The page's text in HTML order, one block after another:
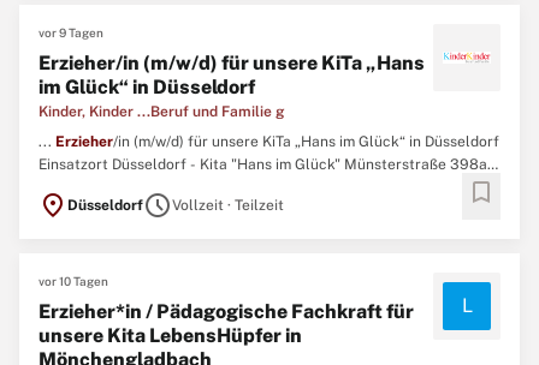
vor 9 Tagen
Erzieher/in (m/w/d) für unsere KiTa „Hans
im Glück“ in Düsseldorf
Kinder, Kinder ...Beruf und Familie g
... Erzieher/in (m/w/d) für unsere KiTa „Hans im Glück“ in Düsseldorf
Einsatzort Düsseldorf - Kita "Hans im Glück" Münsterstraße 398a
40470 Düsseldorf Beschäftigungsart Voll- oder Teilzeit Aufgaben
Pädagogische Begleitung und Förderung der Kinder Umsetzung
location_on DüsseldorfscheduleVollzeit · Teilzeit bookmark
vor 10 Tagen
Erzieher*in / Pädagogische Fachkraft für
unsere Kita LebensHüpfer in
Mönchengladbach
L